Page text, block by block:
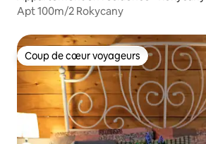
Apt 100m/2 Rokycany
Coup de cœur voyageurs
Coup de cœur voyageurs